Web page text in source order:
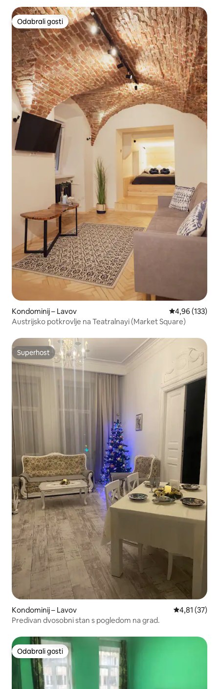
Odabrali gosti
Odabrali gosti
Kondominij – Lavov Prosječna
4,96 (133)
Austrijsko potkrovlje na Teatralnayi (Market Square)
Superhost
Superhost
Kondominij – Lavov Prosječna
4,81 (37)
Predivan dvosobni stan s pogledom na grad.
Odabrali gosti
Odabrali gosti